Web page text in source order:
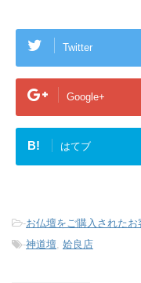
Twitter
Google+
B! はてブ
-お仏壇をご購入されたお
-神道壇 姶良店